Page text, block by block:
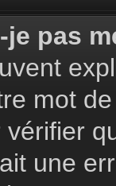
pas
mot
vérifier
une